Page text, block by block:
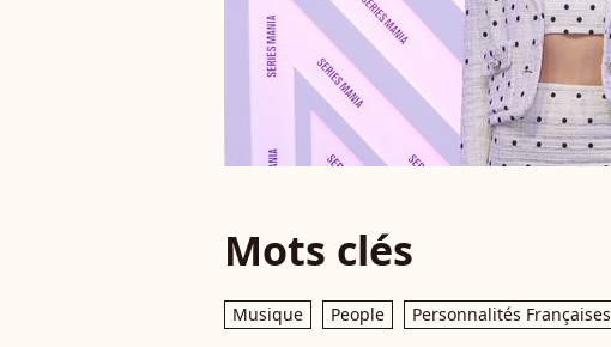
Mots clés
Musique People Personnalités Françaises